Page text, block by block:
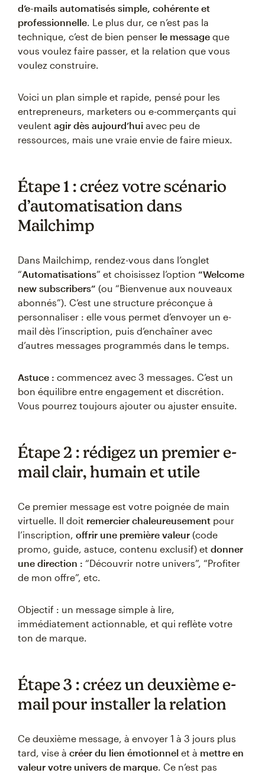
d’e-mails automatisés simple, cohérente et
professionnelle . Le plus dur, ce n’est pas la
technique, c’est de bien penser le message que
vous voulez faire passer, et la relation que vous
voulez construire.
Voici un plan simple et rapide, pensé pour les
entrepreneurs, marketers ou e-commerçants qui
veulent agir dès aujourd’hui avec peu de
ressources, mais une vraie envie de faire mieux.
Étape 1 : créez votre scénario
d’automatisation dans
Mailchimp
Dans Mailchimp, rendez-vous dans l’onglet
“Automatisations” et choisissez l’option “Welcome
new subscribers” (ou “Bienvenue aux nouveaux
abonnés”). C’est une structure préconçue à
personnaliser : elle vous permet d’envoyer un e-
mail dès l’inscription, puis d’enchaîner avec
d’autres messages programmés dans le temps.
Astuce : commencez avec 3 messages. C’est un
bon équilibre entre engagement et discrétion.
Vous pourrez toujours ajouter ou ajuster ensuite.
Étape 2 : rédigez un premier e-
mail clair, humain et utile
Ce premier message est votre poignée de main
virtuelle. Il doit remercier chaleureusement pour
l’inscription, offrir une première valeur (code
promo, guide, astuce, contenu exclusif) et donner
une direction : “Découvrir notre univers”, “Profiter
de mon offre”, etc.
Objectif : un message simple à lire,
immédiatement actionnable, et qui reflète votre
ton de marque.
Étape 3 : créez un deuxième e-
mail pour installer la relation
Ce deuxième message, à envoyer 1 à 3 jours plus
tard, vise à créer du lien émotionnel et à mettre en
valeur votre univers de marque . Ce n’est pas